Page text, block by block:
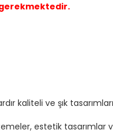
kaliteli ve şık
estetik